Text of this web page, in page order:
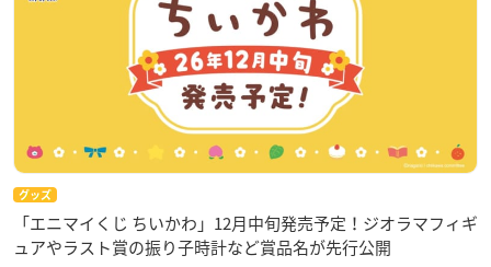
グッズ
「エニマイくじ ちいかわ」12月中旬発売予定！ジオラマフィギ
ュアやラスト賞の振り子時計など賞品名が先行公開